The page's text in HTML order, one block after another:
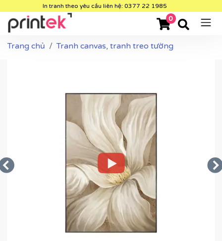
In tranh theo yêu cầu liên hệ: 0377 22 1985
0
Trang chủ Tranh canvas, tranh treo tường